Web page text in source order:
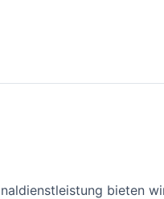
bieten